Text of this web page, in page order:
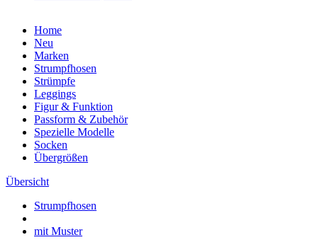
Home
Neu
Marken
Strumpfhosen
Strümpfe
Leggings
Figur & Funktion
Passform & Zubehör
Spezielle Modelle
Socken
Übergrößen
Übersicht
Strumpfhosen
mit Muster